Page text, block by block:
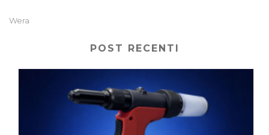
Wera
POST RECENTI